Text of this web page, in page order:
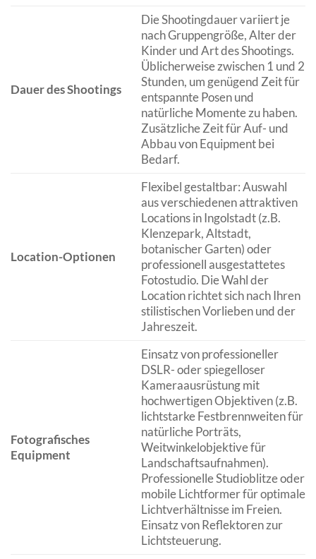
Dauer des Shootings
Die Shootingdauer variiert je
nach Gruppengröße, Alter der
Kinder und Art des Shootings.
Üblicherweise zwischen 1 und 2
Stunden, um genügend Zeit für
entspannte Posen und
natürliche Momente zu haben.
Zusätzliche Zeit für Auf- und
Abbau von Equipment bei
Bedarf.
Location-Optionen
Flexibel gestaltbar: Auswahl
aus verschiedenen attraktiven
Locations in Ingolstadt (z.B.
Klenzepark, Altstadt,
botanischer Garten) oder
professionell ausgestattetes
Fotostudio. Die Wahl der
Location richtet sich nach Ihren
stilistischen Vorlieben und der
Jahreszeit.
Fotografisches
Equipment
Einsatz von professioneller
DSLR- oder spiegelloser
Kameraausrüstung mit
hochwertigen Objektiven (z.B.
lichtstarke Festbrennweiten für
natürliche Porträts,
Weitwinkelobjektive für
Landschaftsaufnahmen).
Professionelle Studioblitze oder
mobile Lichtformer für optimale
Lichtverhältnisse im Freien.
Einsatz von Reflektoren zur
Lichtsteuerung.